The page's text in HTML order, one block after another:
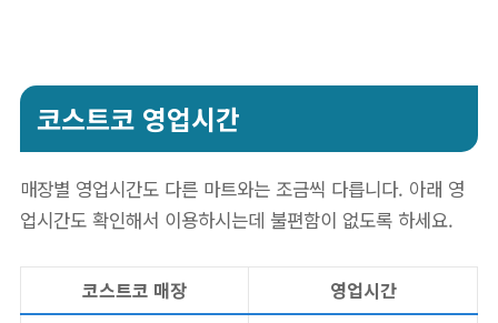
코스트코 영업시간
매장별 영업시간도 다른 마트와는 조금씩 다릅니다. 아래 영
업시간도 확인해서 이용하시는데 불편함이 없도록 하세요.
코스트코 매장
영업시간